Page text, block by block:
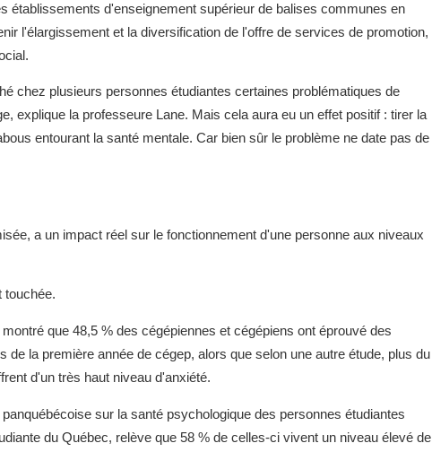
établissements d'enseignement supérieur de balises communes en
l'élargissement et la diversification de l'offre de services de promotion,
chez plusieurs personnes étudiantes certaines problématiques de
explique la professeure Lane. Mais cela aura eu un effet positif : tirer la
entourant la santé mentale. Car bien sûr le problème ne date pas de
a un impact réel sur le fonctionnement d'une personne aux niveaux
touchée.
que 48,5 % des cégépiennes et cégépiens ont éprouvé des
de la première année de cégep, alors que selon une autre étude, plus du
d'un très haut niveau d'anxiété.
sur la santé psychologique des personnes étudiantes
du Québec, relève que 58 % de celles-ci vivent un niveau élevé de